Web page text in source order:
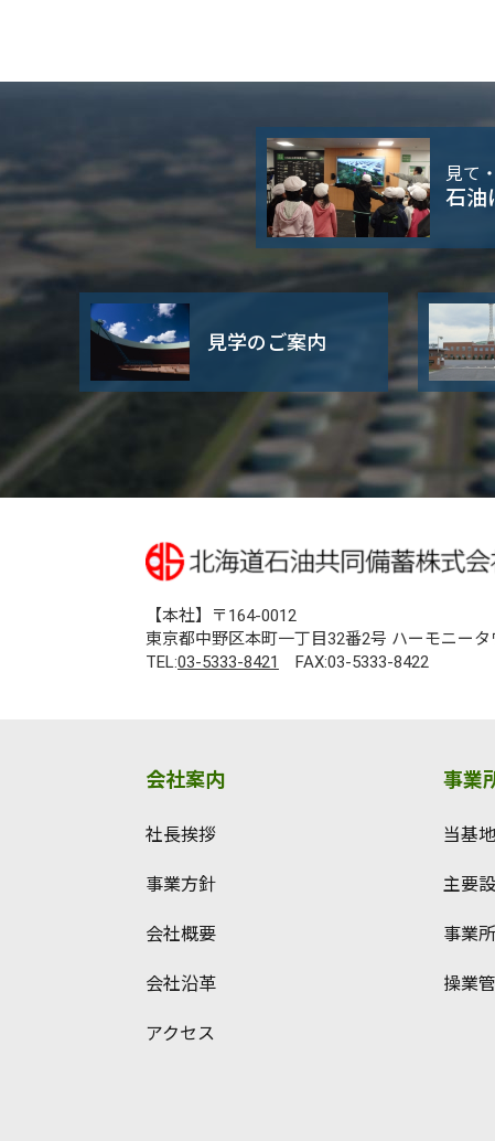
見て
石油
見学のご案内
【本社】〒164-0012
東京都中野区本町一丁目32番2号 ハーモニータ
TEL:03-5333-8421 FAX:03-5333-8422
会社案内
社長挨拶
事業方針
会社概要
会社沿革
アクセス
事業
当基
主要
事業
操業